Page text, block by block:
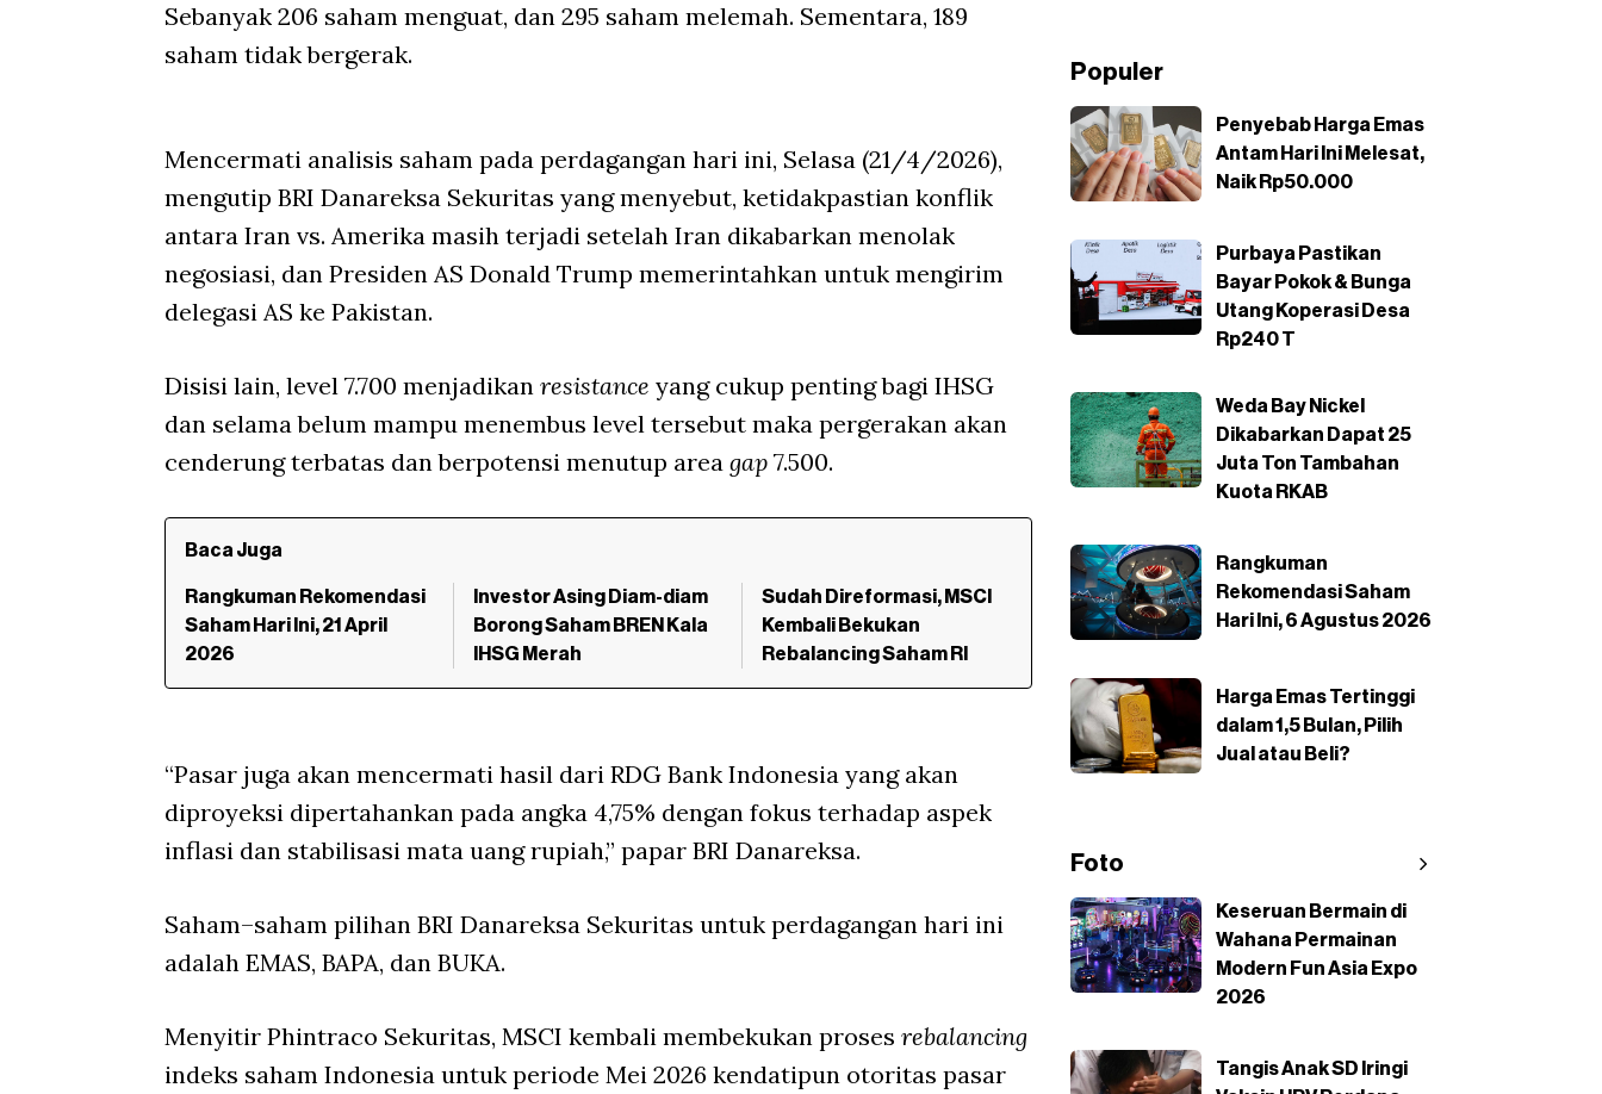
Sebanyak 206 saham menguat, dan 295 saham melemah. Sementara, 189
saham tidak bergerak.
Mencermati analisis saham pada perdagangan hari ini, Selasa (21/4/2026),
mengutip BRI Danareksa Sekuritas yang menyebut, ketidakpastian konflik
antara Iran vs. Amerika masih terjadi setelah Iran dikabarkan menolak
negosiasi, dan Presiden AS Donald Trump memerintahkan untuk mengirim
delegasi AS ke Pakistan.
Disisi lain, level 7.700 menjadikan resistance yang cukup penting bagi IHSG
dan selama belum mampu menembus level tersebut maka pergerakan akan
cenderung terbatas dan berpotensi menutup area gap 7.500.
Baca Juga
Rangkuman Rekomendasi
Saham Hari Ini, 21 April
2026
Investor Asing Diam-diam
Borong Saham BREN Kala
IHSG Merah
Sudah Direformasi, MSCI
Kembali Bekukan
Rebalancing Saham RI
“Pasar juga akan mencermati hasil dari RDG Bank Indonesia yang akan
diproyeksi dipertahankan pada angka 4,75% dengan fokus terhadap aspek
inflasi dan stabilisasi mata uang rupiah,” papar BRI Danareksa.
Saham–saham pilihan BRI Danareksa Sekuritas untuk perdagangan hari ini
adalah EMAS, BAPA, dan BUKA.
Menyitir Phintraco Sekuritas, MSCI kembali membekukan proses rebalancing
indeks saham Indonesia untuk periode Mei 2026 kendatipun otoritas pasar
Populer
Penyebab Harga Emas
Antam Hari Ini Melesat,
Naik Rp50.000
Purbaya Pastikan
Bayar Pokok & Bunga
Utang Koperasi Desa
Rp240 T
Weda Bay Nickel
Dikabarkan Dapat 25
Juta Ton Tambahan
Kuota RKAB
Rangkuman
Rekomendasi Saham
Hari Ini, 6 Agustus 2026
Harga Emas Tertinggi
dalam 1,5 Bulan, Pilih
Jual atau Beli?
Foto
Keseruan Bermain di
Wahana Permainan
Modern Fun Asia Expo
2026
Tangis Anak SD Iringi